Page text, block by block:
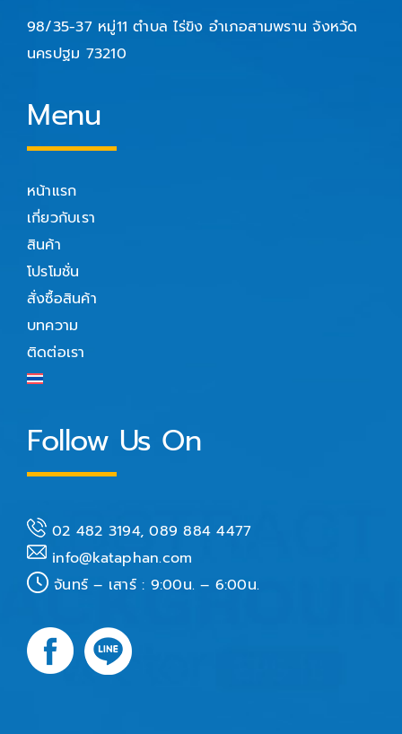
98/35-37 หมู่11 ตำบล ไร่ขิง อำเภอสามพราน จังหวัด
นครปฐม 73210
Menu
หน้าแรก
เกี่ยวกับเรา
สินค้า
โปรโมชั่น
สั่งซื้อสินค้า
บทความ
ติดต่อเรา
Follow Us On
02 482 3194, 089 884 4477
info@kataphan.com
จันทร์ – เสาร์ : 9:00น. – 6:00น.